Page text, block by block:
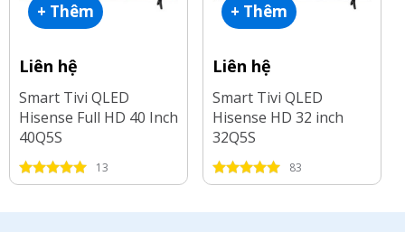
+ Thêm
Liên hệ
Smart Tivi QLED
Hisense Full HD 40 Inch
40Q5S
13
+ Thêm
Liên hệ
Smart Tivi QLED
Hisense HD 32 inch
32Q5S
83